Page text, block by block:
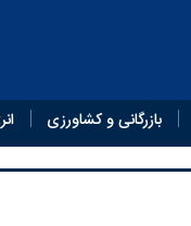
بازرگانی و کشاورزی